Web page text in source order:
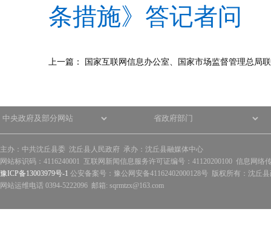
条措施》答记者问
上一篇： 国家互联网信息办公室、国家市场监督管理总局
主办：中共沈丘县委 沈丘县人民政府 承办：沈丘县融媒体中心
网站标识码：4116240001 互联网新闻信息服务许可证编号：41120200100 信息网络
豫ICP备13003979号-1 公安备案号：豫公网安备41162402000128号 版权所有：沈丘
网站运维电话 0394-5222096 邮箱: sqrmtzx@163.com